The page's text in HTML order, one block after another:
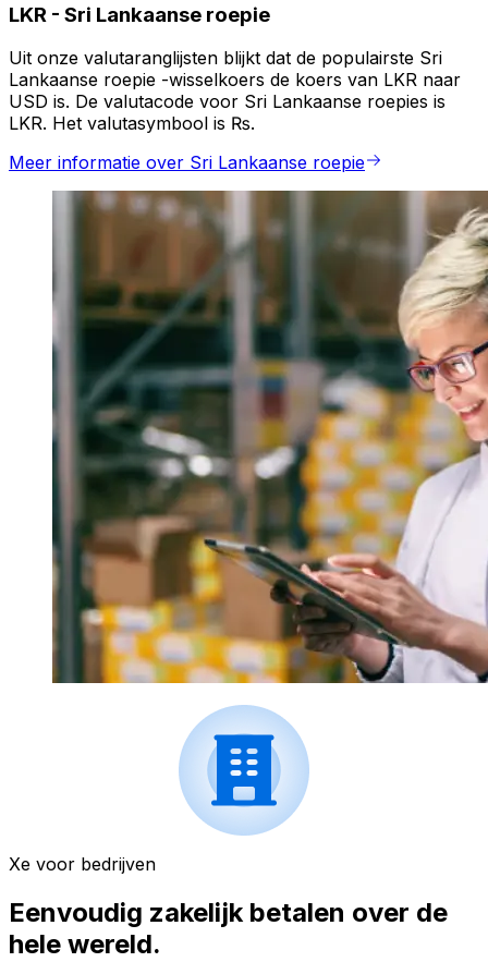
LKR - Sri Lankaanse roepie
Uit onze valutaranglijsten blijkt dat de populairste Sri
Lankaanse roepie -wisselkoers de koers van LKR naar
USD is. De valutacode voor Sri Lankaanse roepies is
LKR. Het valutasymbool is ₨.
Meer informatie over Sri Lankaanse roepie
Xe voor bedrijven
Eenvoudig zakelijk betalen over de
hele wereld.